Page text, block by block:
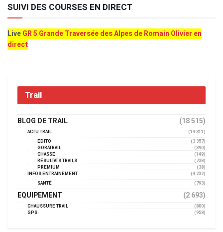
SUIVI DES COURSES EN DIRECT
LiveGR 5 Grande Traversée des Alpes de Romain Olivier en
direct
Trail
BLOG DE TRAIL (18 515)
ACTU TRAIL
(14 311)
EDITO
(3 357)
GORATRAIL
(390)
CHASSE
(149)
RÉSULTATS TRAILS
(738)
PREMIUM
(38)
INFOS ENTRAINEMENT
(4 232)
SANTÉ
(793)
EQUIPEMENT (2 693)
CHAUSSURE TRAIL
(800)
GPS
(958)